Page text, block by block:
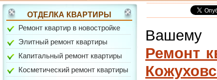
ОТДЕЛКА КВАРТИРЫ
Ремонт квартир в новостройке
Элитный ремонт квартиры
Капитальный ремонт квартиры
Косметический ремонт квартиры
ул. Вокзальная
Вашему
Ремонт